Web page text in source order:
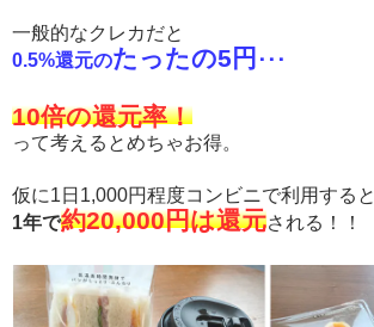
一般的なクレカだと
0.5%還元のたったの5円 ･･･
10倍の還元率！
って考えるとめちゃお得。
仮に1日1,000円程度コンビニで利用すると
1年で約20,000円は還元される！！